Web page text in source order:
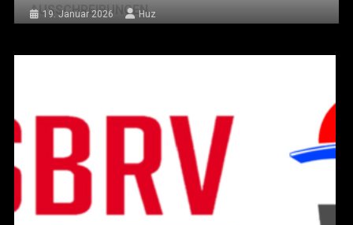
AUSSCHREIBUNGEN
19. Januar 2026 Huz